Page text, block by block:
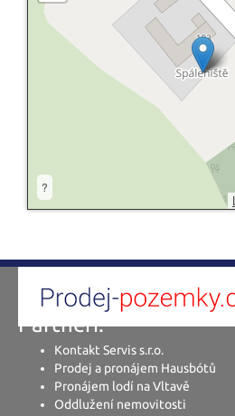
?
Partneři:
Kontakt Servis s.r.o.
Prodej a pronájem Hausbótů
Pronájem lodí na Vltavě
Oddlužení nemovitosti